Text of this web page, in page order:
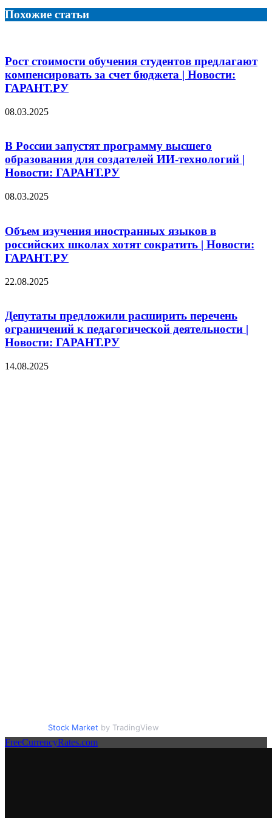
Похожие статьи
Рост стоимости обучения студентов предлагают
компенсировать за счет бюджета | Новости:
ГАРАНТ.РУ
08.03.2025
В России запустят программу высшего
образования для создателей ИИ-технологий |
Новости: ГАРАНТ.РУ
08.03.2025
Объем изучения иностранных языков в
российских школах хотят сократить | Новости:
ГАРАНТ.РУ
22.08.2025
Депутаты предложили расширить перечень
ограничений к педагогической деятельности |
Новости: ГАРАНТ.РУ
14.08.2025
Stock Market by TradingView
FreeCurrencyRates.com